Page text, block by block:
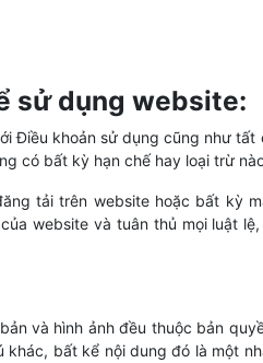
sử dụng website:
Điều khoản sử dụng cũng như tất
có bất kỳ hạn chế hay loại trừ
tải trên website hoặc bất kỳ
website và tuân thủ mọi luật
và hình ảnh đều thuộc bản
bất kể nội dung đó là một